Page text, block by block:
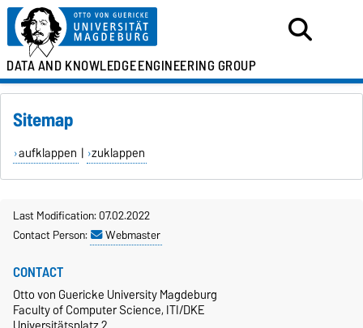
DATA AND KNOWLEDGEENGINEERING GROUP
Sitemap
aufklappen | zuklappen
Last Modification: 07.02.2022
Contact Person:
Webmaster
CONTACT
Otto von Guericke University Magdeburg
Faculty of Computer Science, ITI/DKE